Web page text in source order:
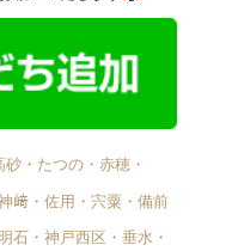
・たつの・赤穂・
﨑・佐用・宍粟・備前
石・神戸西区・垂水・